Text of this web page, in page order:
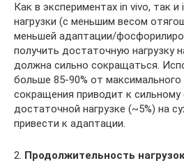
Как в экспериментах in vivo, так
нагрузки (с меньшим весом
меньшей адаптации/
получить достаточную нагрузку
должна сильно сокращаться.
больше 85-90% от максимального
сокращения приводит к
достаточной нагрузке (~5%) на
привести к адаптации.
2. Продолжительность